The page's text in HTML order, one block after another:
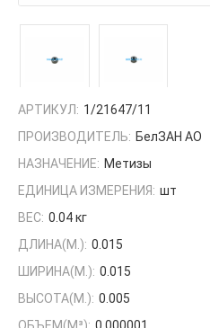
АРТИКУЛ: 1/21647/11
ПРОИЗВОДИТЕЛЬ: БелЗАН АО
НАЗНАЧЕНИЕ: Метизы
ЕДИНИЦА ИЗМЕРЕНИЯ: шт
ВЕС: 0.04 кг
ДЛИНА(М.): 0.015
ШИРИНА(М.): 0.015
ВЫСОТА(М.): 0.005